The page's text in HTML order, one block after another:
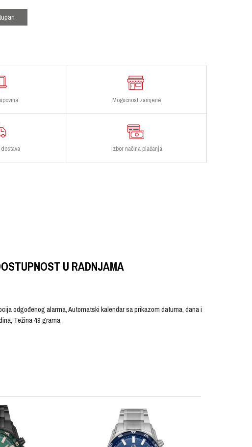
Mogućnost zamjene
Izbor načina plaćanja
U RADNJAMA
odgođenog alarma, Automatski kalendar sa prikazom datuma, dana i
Težina 49 grama